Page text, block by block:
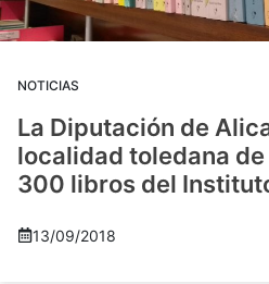
NOTICIAS
La Diputación de
localidad toledana
300 libros del
13/09/2018